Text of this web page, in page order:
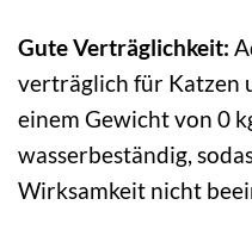
Gute Verträglichkeit:
verträglich für Katzen
einem Gewicht von 0
wasserbeständig,
Wirksamkeit nicht